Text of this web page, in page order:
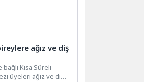
ağız ve diş
Kısa Süreli
üyeleri ağız ve diş